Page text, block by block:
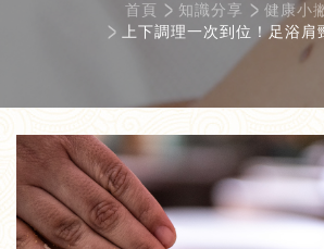
首頁 知識分享
健康小
上下調理一次到位！足浴肩